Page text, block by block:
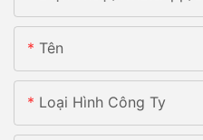
Tên
Loại Hình Công Ty